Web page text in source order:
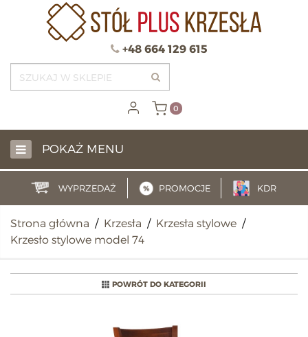
0
+48 664 129 615
POKAŻ MENU
WYPRZEDAŻ PROMOCJE KDR
Strona główna / Krzesła / Krzesła stylowe /
Krzesło stylowe model 74
POWRÓT DO KATEGORII